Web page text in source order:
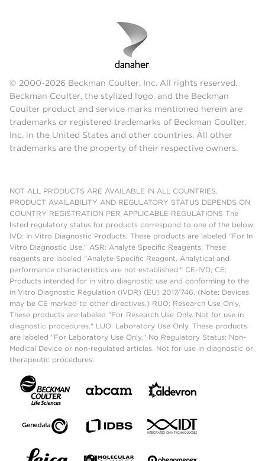
© 2000-2026 Beckman Coulter, Inc. All rights reserved.
Beckman Coulter, the stylized logo, and the Beckman
Coulter product and service marks mentioned herein are
trademarks or registered trademarks of Beckman Coulter,
Inc. in the United States and other countries. All other
trademarks are the property of their respective owners.
NOT ALL PRODUCTS ARE AVAILABLE IN ALL COUNTRIES.
PRODUCT AVAILABILITY AND REGULATORY STATUS DEPENDS ON
COUNTRY REGISTRATION PER APPLICABLE REGULATIONS The
listed regulatory status for products correspond to one of the below:
IVD: In Vitro Diagnostic Products. These products are labeled "For In
Vitro Diagnostic Use." ASR: Analyte Specific Reagents. These
reagents are labeled "Analyte Specific Reagent. Analytical and
performance characteristics are not established." CE-IVD, CE:
Products intended for in vitro diagnostic use and conforming to the
In Vitro Diagnostic Regulation (IVDR) (EU) 2017/746. (Note: Devices
may be CE marked to other directives.) RUO: Research Use Only.
These products are labeled "For Research Use Only. Not for use in
diagnostic procedures." LUO: Laboratory Use Only. These products
are labeled "For Laboratory Use Only." No Regulatory Status: Non-
Medical Device or non-regulated articles. Not for use in diagnostic or
therapeutic procedures.